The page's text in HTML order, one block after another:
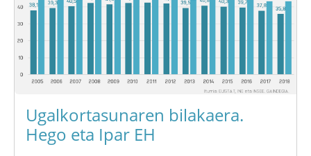
Ugalkortasunaren bilakaera.
Hego eta Ipar EH